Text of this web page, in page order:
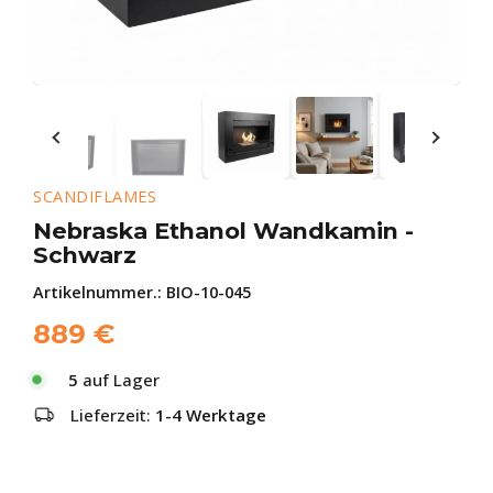
SCANDIFLAMES
Nebraska Ethanol Wandkamin -
Schwarz
Artikelnummer.: BIO-10-045
889 €
5 auf Lager
Lieferzeit: 1-4 Werktage